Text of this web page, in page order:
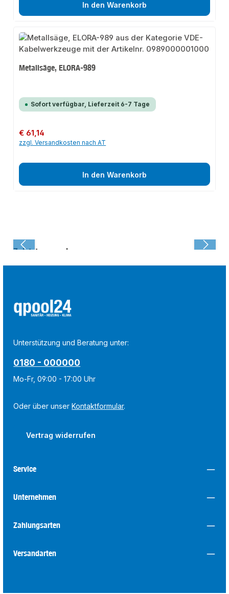
In den Warenkorb
Metallsäge, ELORA-989
Sofort verfügbar, Lieferzeit 6-7 Tage
Regulärer Preis:
€ 61,14
zzgl. Versandkosten nach AT
In den Warenkorb
Zuletzt angesehen:
Unterstützung und Beratung unter:
0180 - 000000
Mo-Fr, 09:00 - 17:00 Uhr
Oder über unser Kontaktformular.
Vertrag widerrufen
Service
Unternehmen
Zahlungsarten
Versandarten